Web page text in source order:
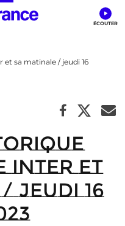
sa matinale / jeudi 16
Inter et
jeudi 16